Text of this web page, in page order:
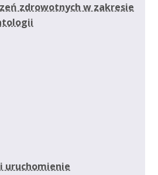
zdrowotnych w zakresie
uruchomienie